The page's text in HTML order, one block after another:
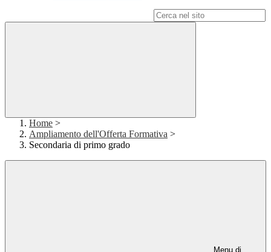
Home >
Ampliamento dell'Offerta Formativa >
Secondaria di primo grado
Menu di